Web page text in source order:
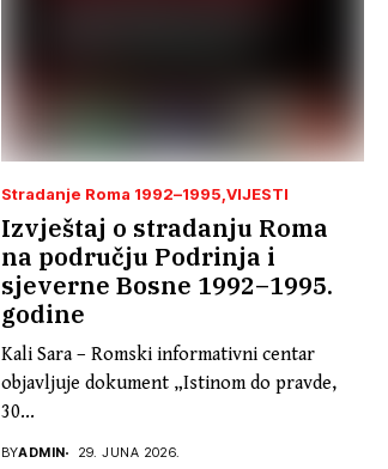
Stradanje Roma 1992–1995 VIJESTI
Izvještaj o stradanju Roma
na području Podrinja i
sjeverne Bosne 1992–1995.
godine
Kali Sara – Romski informativni centar
objavljuje dokument „Istinom do pravde,
30...
BYADMIN 29. JUNA 2026.